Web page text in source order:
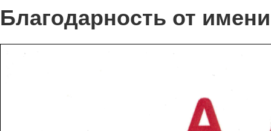
Благодарность от